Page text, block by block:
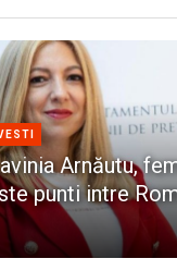
Arnăutu,
punti intre